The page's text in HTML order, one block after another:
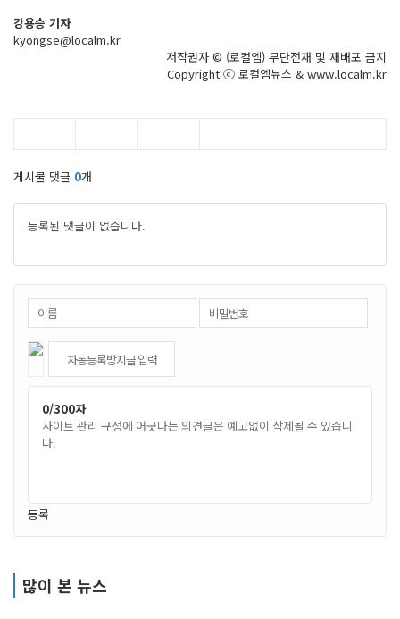
강용승 기자
kyongse@localm.kr
저작권자 © (로컬엠) 무단전재 및 재배포 금지
Copyright ⓒ 로컬엠뉴스 & www.localm.kr
게시물 댓글 0개
등록된 댓글이 없습니다.
0/300자
등록
많이 본 뉴스